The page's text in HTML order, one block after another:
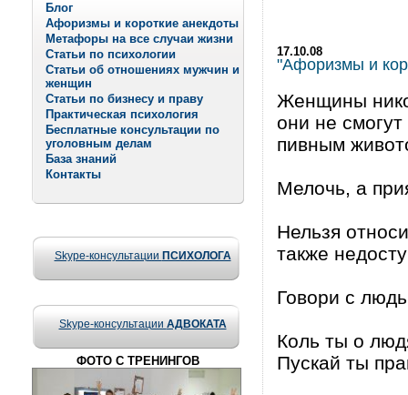
Блог
Афоризмы и короткие анекдоты
Метафоры на все случаи жизни
Статьи по психологии
Статьи об отношениях мужчин и
женщин
Статьи по бизнесу и праву
Практическая психология
Бесплатные консультации по
уголовным делам
База знаний
Контакты
Skype-консультации ПСИХОЛОГА
Skype-консультации АДВОКАТА
ФОТО С ТРЕНИНГОВ
17.10.08
"Афоризмы и
Женщины
они не
пивным
Мелочь, а
Нельзя
также
Говори с
Коль ты о
Пускай ты